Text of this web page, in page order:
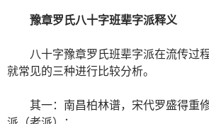
豫章罗氏八十字班辈字派释义
八十字豫章罗氏班辈字派在流传过
就常见的三种进行比较分析。
其一：南昌柏林谱，宋代罗盛得重